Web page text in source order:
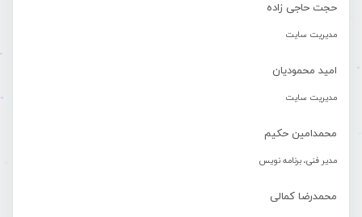
حجت حاجی زاده
مدیریت سایت
امید محمودیان
مدیریت سایت
محمدامین حکیم
مدیر فنی، برنامه نویس
محمدرضا کمالی